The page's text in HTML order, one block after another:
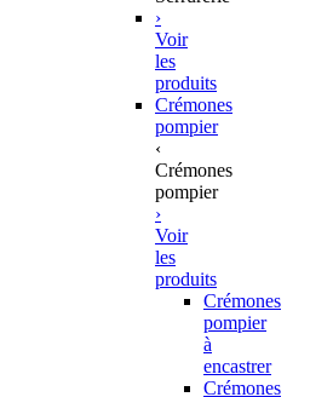
›
Voir
les
produits
Crémones
pompier
‹
Crémones
pompier
›
Voir
les
produits
Crémones
pompier
à
encastrer
Crémones